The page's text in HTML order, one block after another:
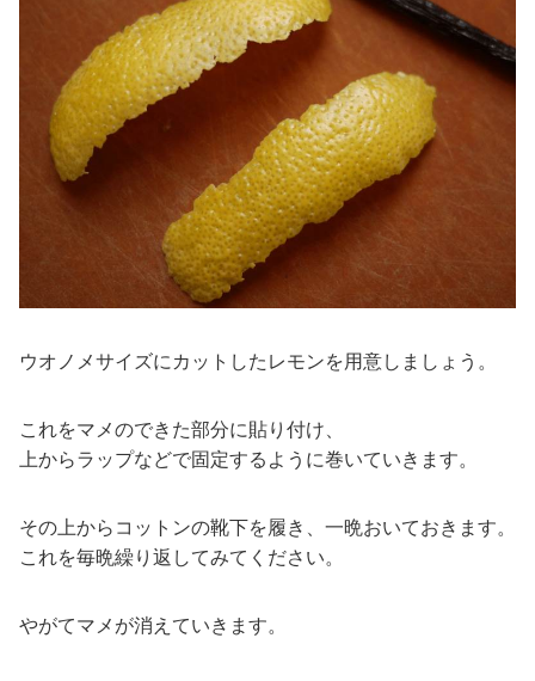
ウオノメサイズにカットしたレモンを用意しましょう。
これをマメのできた部分に貼り付け、
上からラップなどで固定するように巻いていきます。
その上からコットンの靴下を履き、一晩おいておきます。
これを毎晩繰り返してみてください。
やがてマメが消えていきます。